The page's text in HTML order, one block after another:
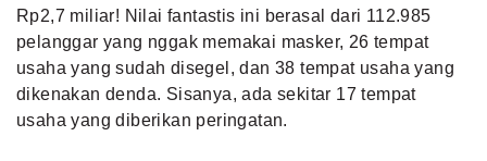
Rp2,7 miliar! Nilai fantastis ini berasal dari 112.985
pelanggar yang nggak memakai masker, 26 tempat
usaha yang sudah disegel, dan 38 tempat usaha yang
dikenakan denda. Sisanya, ada sekitar 17 tempat
usaha yang diberikan peringatan.